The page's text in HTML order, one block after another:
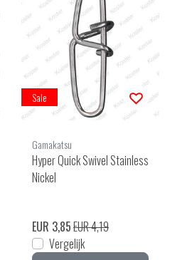
Sale
Gamakatsu
Hyper Quick Swivel Stainless
Nickel
EUR 3,85EUR 4,19
Vergelijk